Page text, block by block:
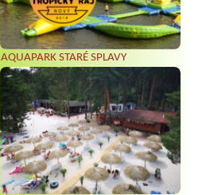
AQUAPARK STARÉ SPLAVY